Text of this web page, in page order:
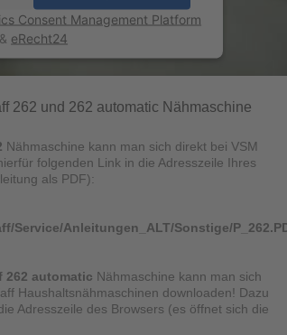
Consent Management Platform
& eRecht24
262 und 262 automatic Nähmaschine
Nähmaschine kann man sich direkt bei VSM
folgenden Link in die Adresszeile Ihres
als PDF):
Service/Anleitungen_ALT/Sonstige/
262 automatic Nähmaschine kann man sich
Haushaltsnähmaschinen downloaden! Dazu
Adresszeile des Browsers (es öffnet sich die